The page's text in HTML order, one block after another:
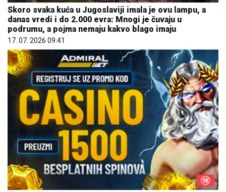
Skoro svaka kuća u Jugoslaviji imala je ovu lampu, a
danas vredi i do 2.000 evra: Mnogi je čuvaju u
podrumu, a pojma nemaju kakvo blago imaju
17. 07. 2026 09:41